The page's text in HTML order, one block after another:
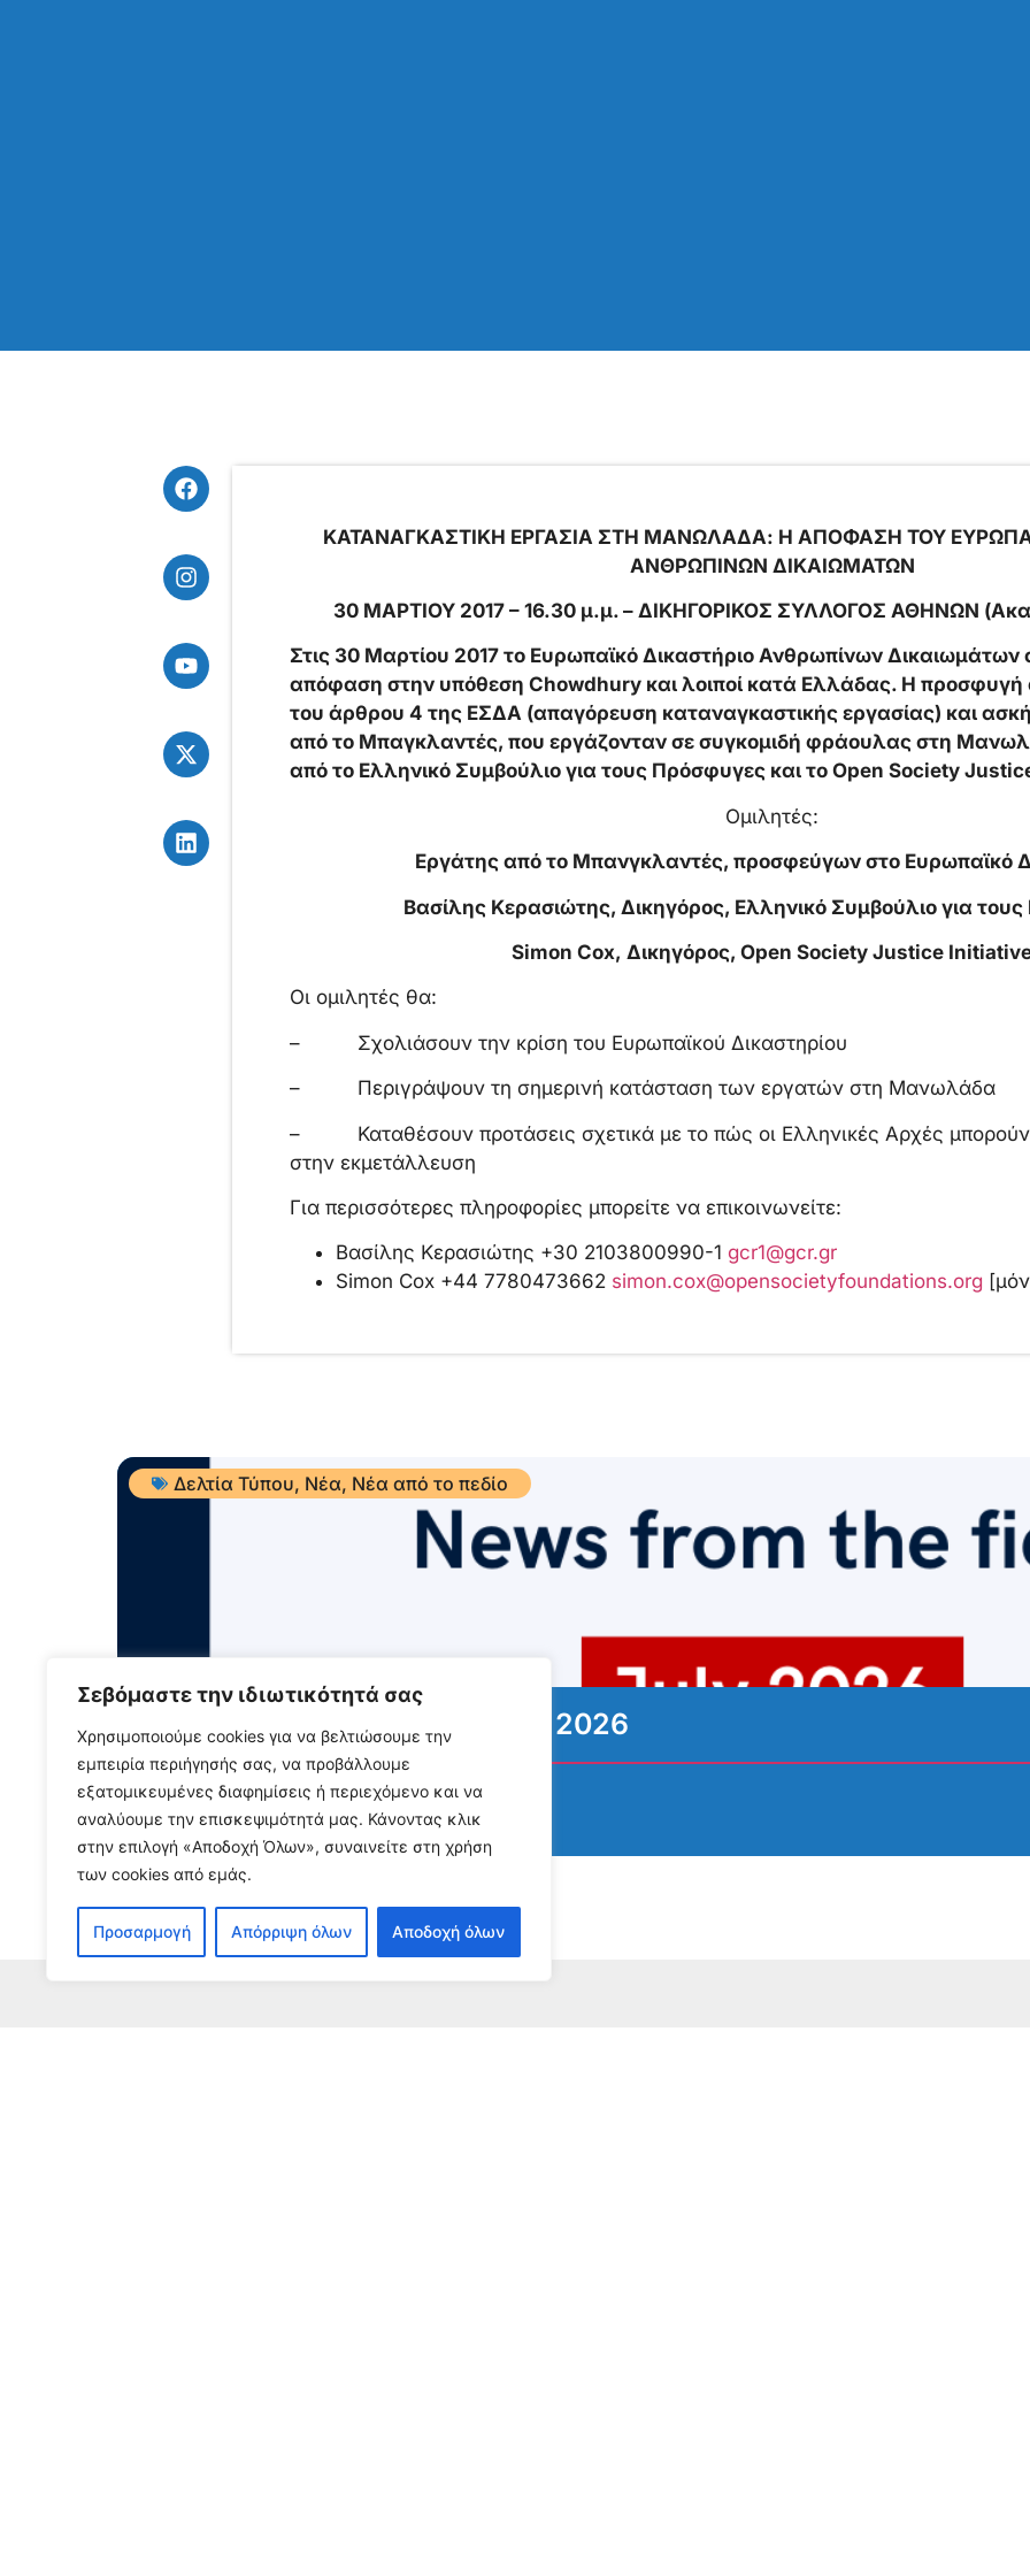
Σεβόμαστε την ιδιωτικότητά σας
Χρησιμοποιούμε cookies για να βελτιώσουμε την
εμπειρία περιήγησής σας, να προβάλλουμε
εξατομικευμένες διαφημίσεις ή περιεχόμενο και να
αναλύουμε την επισκεψιμότητά μας. Κάνοντας κλικ
στην επιλογή «Αποδοχή Όλων», συναινείτε στη χρήση
των cookies από εμάς.
Προσαρμογή Απόρριψη όλων Αποδοχή όλων
ΚΑΤΑΝΑΓΚΑΣΤΙΚΗ ΕΡΓΑΣΙΑ ΣΤΗ ΜΑΝΩΛΑΔΑ: Η ΑΠΟΦΑΣΗ ΤΟΥ
ΑΝΘΡΩΠΙΝΩΝ ΔΙΚΑΙΩΜΑΤΩΝ
30 ΜΑΡΤΙΟΥ 2017 – 16.30 μ.μ. – ΔΙΚΗΓΟΡΙΚΟΣ ΣΥΛΛΟΓΟΣ ΑΘΗΝΩΝ
Στις 30 Μαρτίου 2017 το Ευρωπαϊκό Δικαστήριο Ανθρωπίνων Δικαιωμάτων
απόφαση στην υπόθεση Chowdhury και λοιποί κατά Ελλάδας. Η
του άρθρου 4 της ΕΣΔΑ (απαγόρευση καταναγκαστικής εργασίας) και
από το Μπαγκλαντές, που εργάζονταν σε συγκομιδή φράουλας στη
από το Ελληνικό Συμβούλιο για τους Πρόσφυγες και το Open Society
Ομιλητές:
Εργάτης από το Μπανγκλαντές, προσφεύγων στο Ευρωπαϊκό
Βασίλης Κερασιώτης, Δικηγόρος, Ελληνικό Συμβούλιο για
Simon Cox, Δικηγόρος, Open Society Justice
Οι ομιλητές θα:
– Σχολιάσουν την κρίση του Ευρωπαϊκού Δικαστηρίου
– Περιγράψουν τη σημερινή κατάσταση των εργατών στη Μανωλάδα
– Καταθέσουν προτάσεις σχετικά με το πώς οι Ελληνικές Αρχές
στην εκμετάλλευση
Για περισσότερες πληροφορίες μπορείτε να επικοινωνείτε:
Βασίλης Κερασιώτης +30 2103800990-1 gcr1@gcr.gr
Simon Cox +44 7780473662 simon.cox@opensocietyfoundations.org
Δελτία Τύπου, Νέα, Νέα από το πεδίο
ΝΕΑ ΑΠΟ ΤΟ ΠΕΔΙΟ – Ιούλιος 2026
3 Αυγούστου, 2026
Διαβάστε περισσότερα...